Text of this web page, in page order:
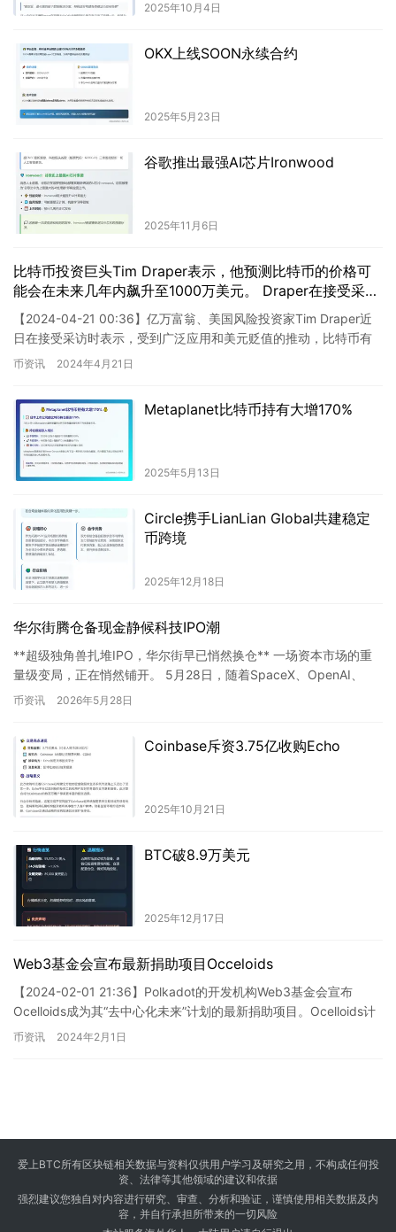
2025年10月4日
OKX上线SOON永续合约
2025年5月23日
谷歌推出最强AI芯片Ironwood
2025年11月6日
比特币投资巨头Tim Draper表示，他预测比特币的价格可
能会在未来几年内飙升至1000万美元。 Draper在接受采访
时表示，比特币对于全球金融体系具有革命性的影响力，它
不仅能够解决传统金融系统的不平等问题，还能够提供更安
全、更高效的交易方式。 他相信比特币会逐渐被广泛接
受，并且会成为未来的主要货币形式。他认为，随着人们对
上涨。 然而，Draper也指出，比特币等数字货币市场非常
波动，投资者需要具备风险意识，并做好长期投资的准备。
他的这一预测引发了广泛讨论，一些人认为这是一种过度乐
观的预测，而另一些人则认为比特币的潜力仍然巨大。 无
论如何，比特币的未来发展仍充满不确定性，投资者需要谨
慎考虑自己的投资策略。
【2024-04-21 00:36】亿万富翁、美国风险投资家Tim Draper近
日在接受采访时表示，受到广泛应用和美元贬值的推动，比特币有
望达到1000万美元的价格。 这是一个非…
币资讯 2024年4月21日
Metaplanet比特币持有大增170%
2025年5月13日
Circle携手LianLian Global共建稳定
币跨境
2025年12月18日
华尔街腾仓备现金静候科技IPO潮
**超级独角兽扎堆IPO，华尔街早已悄然换仓** 一场资本市场的重
量级变局，正在悄然铺开。 5月28日，随着SpaceX、OpenAI、
Anthropic等超级独角兽相继传出美股I…
币资讯 2026年5月28日
Coinbase斥资3.75亿收购Echo
2025年10月21日
BTC破8.9万美元
2025年12月17日
Web3基金会宣布最新捐助项目Occeloids
【2024-02-01 21:36】Polkadot的开发机构Web3基金会宣布
Ocelloids成为其“去中心化未来”计划的最新捐助项目。Ocelloids计
划通过建立一个跨链监…
币资讯 2024年2月1日
爱上BTC所有区块链相关数据与资料仅供用户学习及研究之用，不构成任何投
资、法律等其他领域的建议和依据
强烈建议您独自对内容进行研究、审查、分析和验证，谨慎使用相关数据及内
容，并自行承担所带来的一切风险